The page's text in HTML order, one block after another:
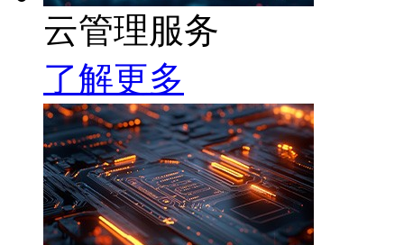
云管理服务
了解更多